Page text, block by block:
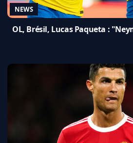
NEWS
OL, Brésil, Lucas Paqueta :